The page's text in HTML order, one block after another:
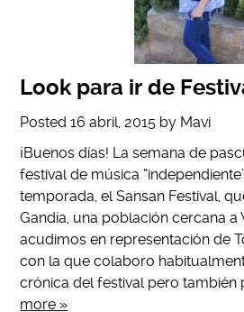
Look para ir de
Posted16 abril, 2015 by Mavi
¡Buenos días! La semana de
festival de música
temporada, el Sansan Festival,
Gandía, una población cercana a
acudimos en representación de
con la que colaboro
crónica del festival pero también
more »